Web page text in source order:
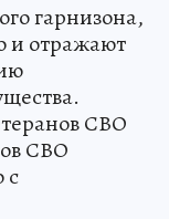
гарнизона,
и отражают
СВО
СВО
с